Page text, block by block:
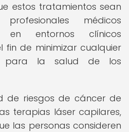
estos tratamientos sean
médicos
entornos clínicos
fin de minimizar cualquier
para la salud de los
de riesgos de cáncer de
terapias láser capilares,
las personas consideren